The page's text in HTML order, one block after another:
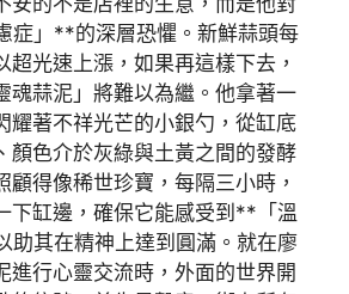
症」**的深層恐懼。新鮮蒜頭每
超光速上漲，如果再這樣下去，
魂蒜泥」將難以為繼。他拿著一
耀著不祥光芒的小銀勺，從缸底
顏色介於灰綠與土黃之間的發酵
顧得像稀世珍寶，每隔三小時，
下缸邊，確保它能感受到**「溫
助其在精神上達到圓滿。就在廖
進行心靈交流時，外面的世界開